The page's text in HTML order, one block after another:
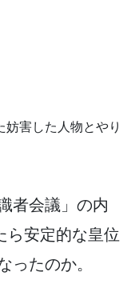
害した人物とやり
者会議」の内
ら安定的な皇位
ったのか。